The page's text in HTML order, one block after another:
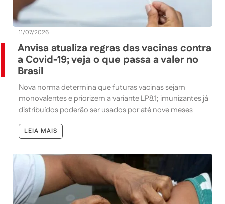
11/07/2026
Anvisa atualiza regras das vacinas contra
a Covid-19; veja o que passa a valer no
Brasil
Nova norma determina que futuras vacinas sejam
monovalentes e priorizem a variante LP8.1; imunizantes já
distribuídos poderão ser usados por até nove meses
LEIA MAIS